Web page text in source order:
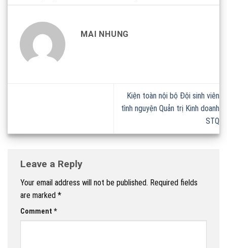
MAI NHUNG
Kiện toàn nội bộ Đội sinh viên
tình nguyện Quản trị Kinh doanh
STQ
Leave a Reply
Your email address will not be published. Required fields
are marked *
Comment *